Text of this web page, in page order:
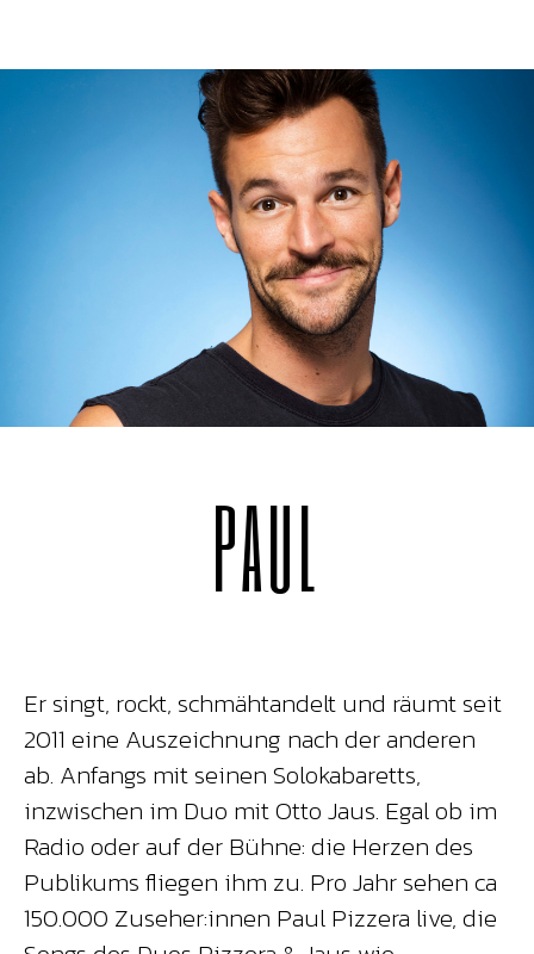
PAUL
Er singt, rockt, schmähtandelt und räumt seit
2011 eine Auszeichnung nach der anderen
ab. Anfangs mit seinen Solokabaretts,
inzwischen im Duo mit Otto Jaus. Egal ob im
Radio oder auf der Bühne: die Herzen des
Publikums fliegen ihm zu. Pro Jahr sehen ca
150.000 Zuseher:innen Paul Pizzera live, die